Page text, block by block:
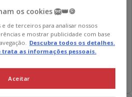
para gatos
os cookies 🦁👑🍪
de terceiros para analisar nossos
e mostrar publicidade com base
Descubra todos os detalhes.
trata as informações pessoais.
Aceitar